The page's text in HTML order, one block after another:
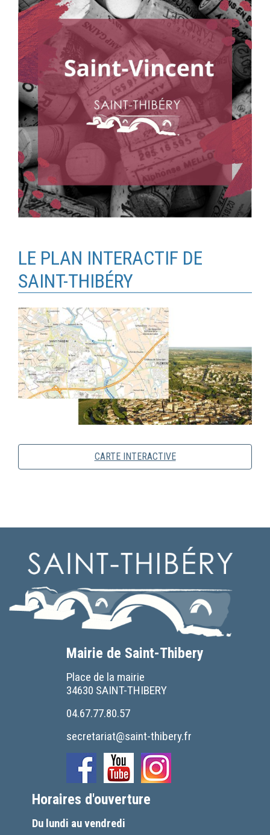
LE PLAN INTERACTIF DE
SAINT-THIBÉRY
CARTE INTERACTIVE
Mairie de Saint-Thibery
Place de la mairie
34630 SAINT-THIBERY
04.67.77.80.57
secretariat@saint-thibery.fr
Horaires d'ouverture
Du lundi au vendredi